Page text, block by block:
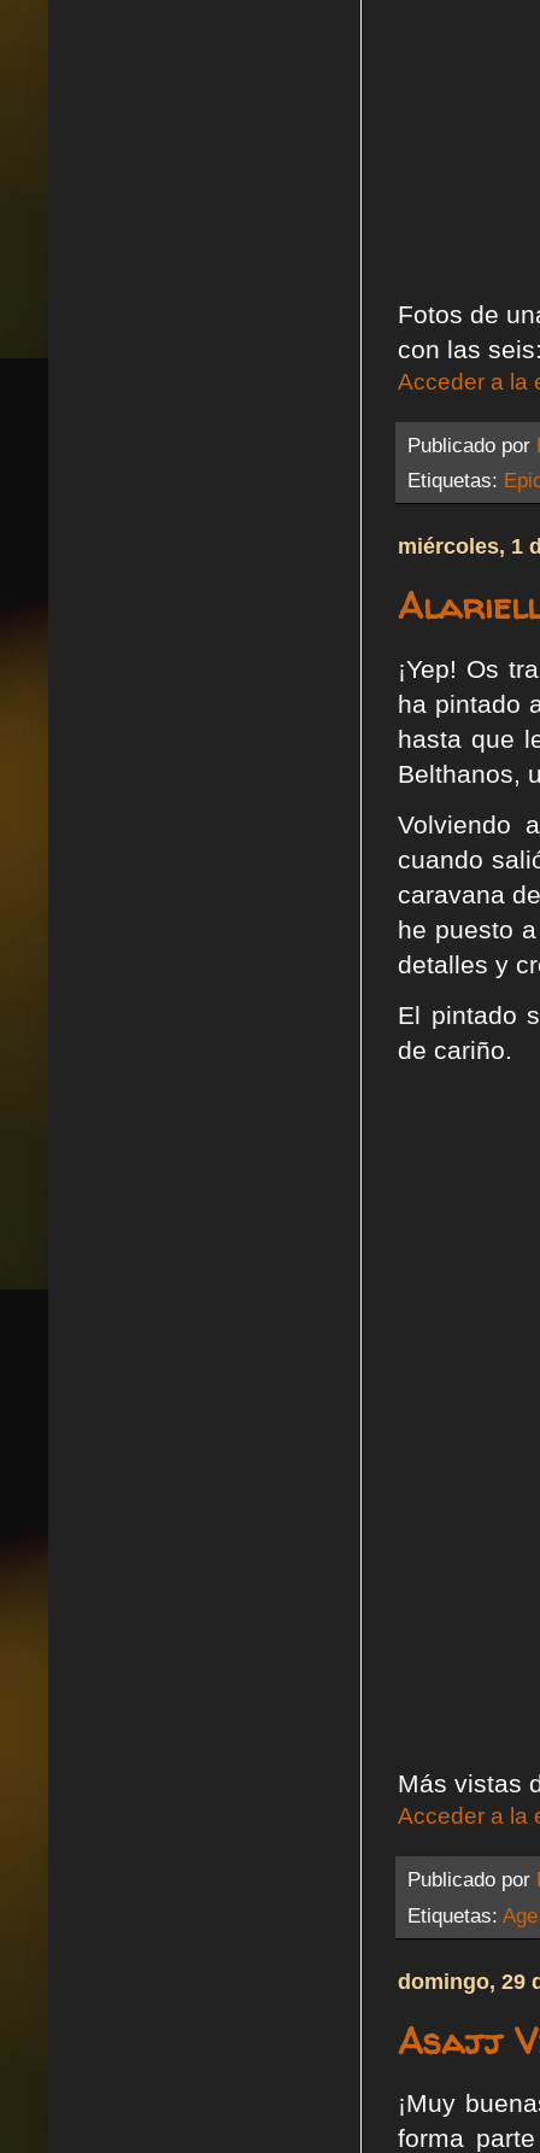
Fotos de
con las
Acceder a la
Publicado por
Etiquetas:
miércoles, 1
¡Yep! Os
ha pintado
hasta que
Belthanos,
Volviendo
cuando
caravana
he puesto
detalles y
El pintado
de cariño.
Más vistas
Acceder a la
Publicado por
Etiquetas:
domingo, 29
Asajj
¡Muy
forma